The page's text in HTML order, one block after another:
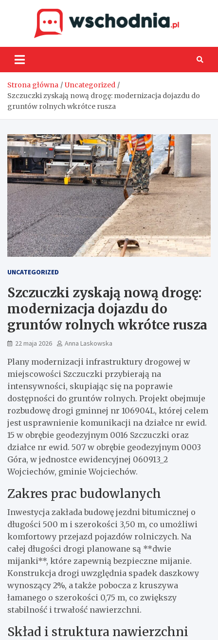
Strona główna
Uncategorized
Szczuczki zyskają nową drogę: modernizacja dojazdu do
gruntów rolnych wkrótce rusza
UNCATEGORIZED
Szczuczki zyskają nową drogę:
modernizacja dojazdu do
gruntów rolnych wkrótce rusza
22 maja 2026 Anna Laskowska
Plany modernizacji infrastruktury drogowej w
miejscowości Szczuczki przybierają na
intensywności, skupiając się na poprawie
dostępności do gruntów rolnych. Projekt obejmuje
rozbudowę drogi gminnej nr 106904L, której celem
jest usprawnienie komunikacji na działce nr ewid.
15 w obrębie geodezyjnym 0016 Szczuczki oraz
działce nr ewid. 507 w obrębie geodezyjnym 0003
Góra, w jednostce ewidencyjnej 060913_2
Wojciechów, gminie Wojciechów.
Zakres prac budowlanych
Inwestycja zakłada budowę jezdni bitumicznej o
długości 500 m i szerokości 3,50 m, co umożliwi
komfortowy przejazd pojazdów rolniczych. Na
całej długości drogi planowane są **dwie
mijanki**, które zapewnią bezpieczne mijanie.
Konstrukcja drogi uwzględnia spadek daszkowy
wynoszący 2%, a także pobocza z kruszywa
łamanego o szerokości 0,75 m, co zwiększy
stabilność i trwałość nawierzchni.
Skład i struktura nawierzchni